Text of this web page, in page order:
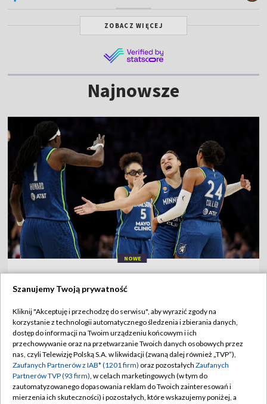
ZOBACZ WIĘCEJ
Najnowsze
NOWE
Kapitalny wynik Amerykanki. Pobiła
rekord WNBA
6:08 KOSZYKÓWKA
Drągowski zmotywował Widzew? "Liczę, że
wywiąże się z obietnicy"
Kolejny gol "Lewego"! Został wybrany
Szanujemy Twoją prywatność
Kliknij "Akceptuję i przechodzę do serwisu", aby wyrazić zgody na
korzystanie z technologii automatycznego śledzenia i zbierania danych,
dostęp do informacji na Twoim urządzeniu końcowym i ich
przechowywanie oraz na przetwarzanie Twoich danych osobowych przez
nas, czyli Telewizję Polską S.A. w likwidacji (zwaną dalej również „TVP”),
Zaufanych Partnerów z IAB* (1201 firm) oraz pozostałych Zaufanych
Partnerów TVP (93 firm), w celach marketingowych (w tym do
zautomatyzowanego dopasowania reklam do Twoich zainteresowań i
mierzenia ich skuteczności) i pozostałych, które wskazujemy poniżej, a